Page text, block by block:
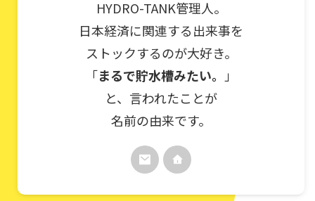
HYDRO-TANK管理人。
日本経済に関連する出来事を
ストックするのが大好き。
「まるで貯水槽みたい。
」
と、言われたことが
名前の由来です。